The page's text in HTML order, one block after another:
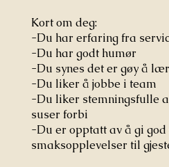
Kort om deg:
-Du har erfaring fra
-Du har godt humør
-Du synes det er gøy å
-Du liker å jobbe i team
-Du liker stemningsfulle
suser forbi
-Du er opptatt av å gi god
smaksopplevelser til